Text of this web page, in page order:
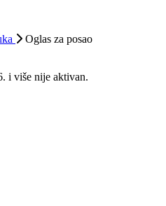
Oglas za posao
i više nije aktivan.